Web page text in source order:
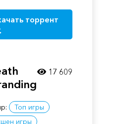
торрент
Топ игры
игры
17 609